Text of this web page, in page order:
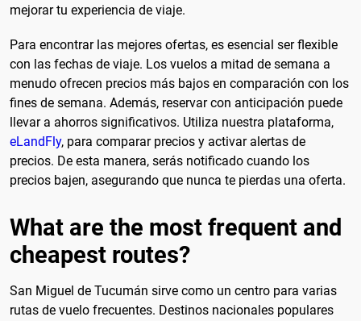
mejorar tu experiencia de viaje.
Para encontrar las mejores ofertas, es esencial ser flexible
con las fechas de viaje. Los vuelos a mitad de semana a
menudo ofrecen precios más bajos en comparación con los
fines de semana. Además, reservar con anticipación puede
llevar a ahorros significativos. Utiliza nuestra plataforma,
eLandFly, para comparar precios y activar alertas de
precios. De esta manera, serás notificado cuando los
precios bajen, asegurando que nunca te pierdas una oferta.
What are the most frequent and
cheapest routes?
San Miguel de Tucumán sirve como un centro para varias
rutas de vuelo frecuentes. Destinos nacionales populares